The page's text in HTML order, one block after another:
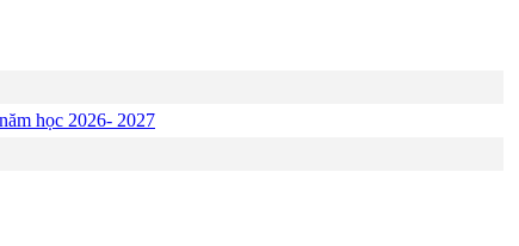
học 2026- 2027